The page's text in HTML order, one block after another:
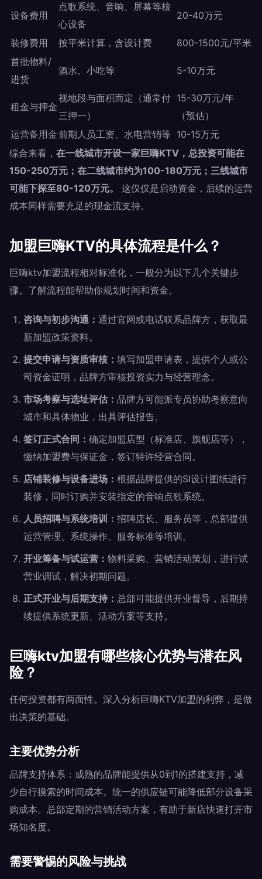
设备费用
点歌系统、音响、屏幕等核
心设备
20-40万元
装修费用 按平米计算，含设计费
800-1500元/平米
首批物料/
进货
酒水、小吃等 5-10万元
租金与押金
视地段与面积而定（通常付
三押一）
15-30万元/年
（预估）
运营备用金前期人员工资、水电营销等 10-15万元
综合来看， 在一线城市开设一家巨嗨KTV，总投资可能在
150-250万元；在二线城市约为100-180万元；三线城市
可能下探至80-120万元。
这仅仅是启动资金，后续的运营
成本同样需要充足的现金流支持。
加盟巨嗨KTV的具体流程是什么？
巨嗨ktv加盟流程相对标准化，一般分为以下几个关键步
骤。了解流程能帮助你规划时间和资金。
咨询与初步沟通： 通过官网或电话联系品牌方，获取最
新加盟政策资料。
提交申请与资质审核： 填写加盟申请表，提供个人或公
司资金证明，品牌方审核投资实力与经营理念。
市场考察与选址评估： 品牌方可能派专员协助考察意向
城市和具体物业，出具评估报告。
签订正式合同： 确定加盟店型（标准店、旗舰店等），
缴纳加盟费与保证金，签订特许经营合同。
店铺装修与设备进场： 根据品牌提供的SI设计图纸进行
装修，同时订购并安装指定的音响点歌系统。
人员招聘与系统培训： 招聘店长、服务员等，总部提供
运营管理、系统操作、服务标准等培训。
开业筹备与试运营： 物料采购、营销活动策划，进行试
营业调试，解决初期问题。
正式开业与后期支持： 总部可能提供开业督导，后期持
续提供系统更新、活动方案等支持。
巨嗨ktv加盟有哪些核心优势与潜在风
险？
任何投资都有两面性。深入分析巨嗨KTV加盟的利弊，是做
出决策的基础。
主要优势分析
品牌支持体系：成熟的品牌能提供从0到1的搭建支持，减
少自行摸索的时间成本。统一的供应链可能降低部分设备采
购成本。总部定期的营销活动方案，有助于新店快速打开市
场知名度。
需要警惕的风险与挑战